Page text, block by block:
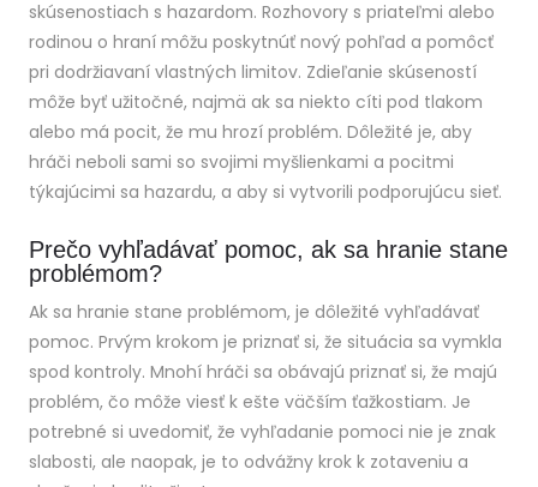
skúsenostiach s hazardom. Rozhovory s priateľmi alebo
rodinou o hraní môžu poskytnúť nový pohľad a pomôcť
pri dodržiavaní vlastných limitov. Zdieľanie skúseností
môže byť užitočné, najmä ak sa niekto cíti pod tlakom
alebo má pocit, že mu hrozí problém. Dôležité je, aby
hráči neboli sami so svojimi myšlienkami a pocitmi
týkajúcimi sa hazardu, a aby si vytvorili podporujúcu sieť.
Prečo vyhľadávať pomoc, ak sa hranie stane
problémom?
Ak sa hranie stane problémom, je dôležité vyhľadávať
pomoc. Prvým krokom je priznať si, že situácia sa vymkla
spod kontroly. Mnohí hráči sa obávajú priznať si, že majú
problém, čo môže viesť k ešte väčším ťažkostiam. Je
potrebné si uvedomiť, že vyhľadanie pomoci nie je znak
slabosti, ale naopak, je to odvážny krok k zotaveniu a